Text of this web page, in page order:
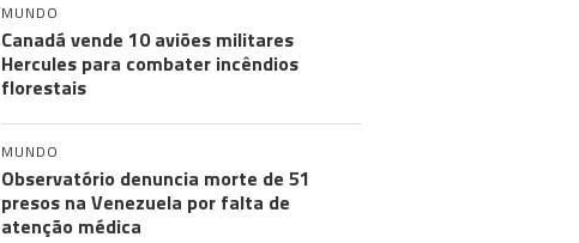
MUNDO
Canadá vende 10 aviões militares
Hercules para combater incêndios
florestais
MUNDO
Observatório denuncia morte de 51
presos na Venezuela por falta de
atenção médica